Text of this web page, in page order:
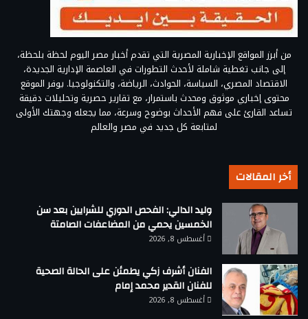
من أبرز المواقع الإخبارية المصرية التي تقدم أخبار مصر اليوم لحظة بلحظة،
إلى جانب تغطية شاملة لأحدث التطورات في العاصمة الإدارية الجديدة،
الاقتصاد المصري، السياسة، الحوادث، الرياضة، والتكنولوجيا. يوفر الموقع
محتوى إخباري موثوق ومحدث باستمرار، مع تقارير حصرية وتحليلات دقيقة
تساعد القارئ على فهم الأحداث بوضوح وسرعة، مما يجعله وجهتك الأولى
لمتابعة كل جديد في مصر والعالم
أخر المقالات
وليد الدالي: الفحص الدوري للشرايين بعد سن
الخمسين يحمي من المضاعفات الصامتة
أغسطس 8, 2026
الفنان أشرف زكي يطمئن على الحالة الصحية
للفنان القدير محمد إمام
أغسطس 8, 2026